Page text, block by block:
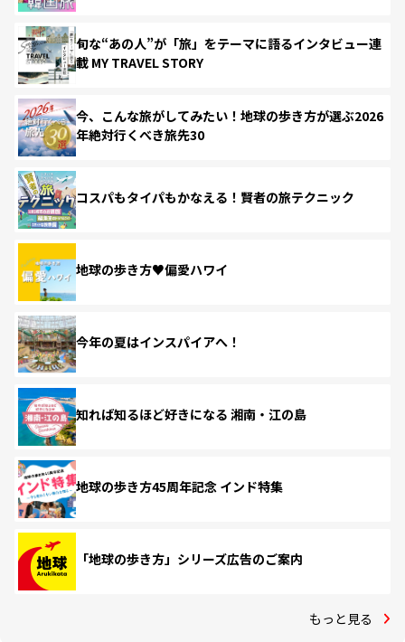
旬な“あの人”が「旅」をテーマに語るインタビュー連
載 MY TRAVEL STORY
今、こんな旅がしてみたい！地球の歩き方が選ぶ2026
年絶対行くべき旅先30
コスパもタイパもかなえる！賢者の旅テクニック
地球の歩き方♥偏愛ハワイ
今年の夏はインスパイアへ！
知れば知るほど好きになる 湘南・江の島
地球の歩き方45周年記念 インド特集
「地球の歩き方」シリーズ広告のご案内
もっと見る